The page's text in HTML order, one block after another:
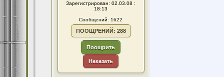
Зарегистрирован: 02.03.08 :
18:13
Сообщений: 1622
ПООЩРЕНИЙ: 288
Поощрить
Наказать